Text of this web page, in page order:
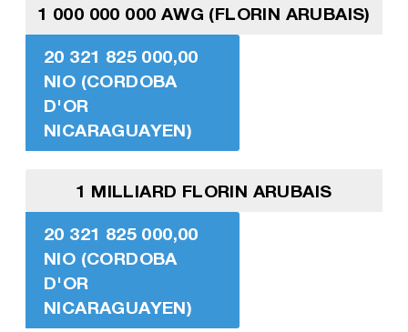
1 000 000 000 AWG (FLORIN ARUBAIS)
20 321 825 000,00
NIO (CORDOBA
D'OR
NICARAGUAYEN)
1 MILLIARD FLORIN ARUBAIS
20 321 825 000,00
NIO (CORDOBA
D'OR
NICARAGUAYEN)